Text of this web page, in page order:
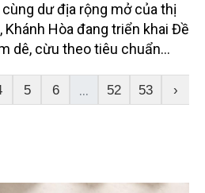
dư địa rộng mở của thị
Hòa đang triển khai Đề
dê, cừu theo tiêu chuẩn
động lực tái cơ cấu ngành
hiện đại và bền vững,
5 6 ... 52 53 ›